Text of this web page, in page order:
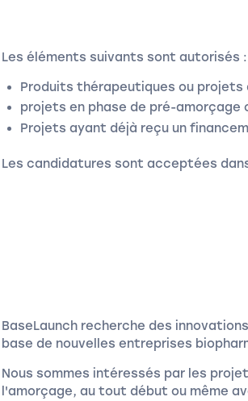
Les éléments suivants sont autorisés :
Produits thérapeutiques ou projets
projets en phase de pré-amorçage
Projets ayant déjà reçu un
Les candidatures sont acceptées
BaseLaunch recherche des
base de nouvelles entreprises
Nous sommes intéressés par les
l'amorçage, au tout début ou même